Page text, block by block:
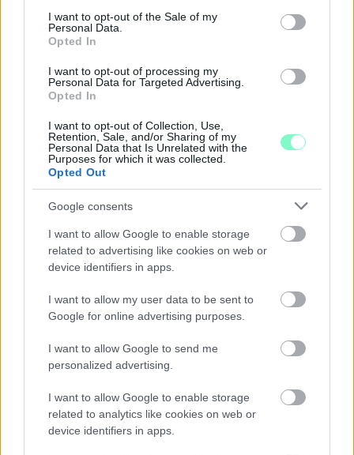
consent section.
I want to opt-out of the Sale of my
Personal Data.
Opted In
I want to opt-out of processing my
Personal Data for Targeted Advertising.
Opted In
I want to opt-out of Collection, Use,
Retention, Sale, and/or Sharing of my
Personal Data that Is Unrelated with the
Purposes for which it was collected.
Opted Out
Google consents
I want to allow Google to enable storage
related to advertising like cookies on web or
device identifiers in apps.
I want to allow my user data to be sent to
Google for online advertising purposes.
I want to allow Google to send me
personalized advertising.
I want to allow Google to enable storage
related to analytics like cookies on web or
device identifiers in apps.
ENERGIATAKARÉKOSSÁG: KORÁBBAN KEZDŐDIK
A GYŐRI AUDI ETO KC PÉNTEKI FELKÉSZÜLÉSI
Az energiaellátás tehermentesítése érdekében másfél órával
előrébb hozták a Brest Bretagne Handball elleni találkozó
kezdését.